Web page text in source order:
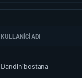
KULLANICI ADI
Dandinibostana